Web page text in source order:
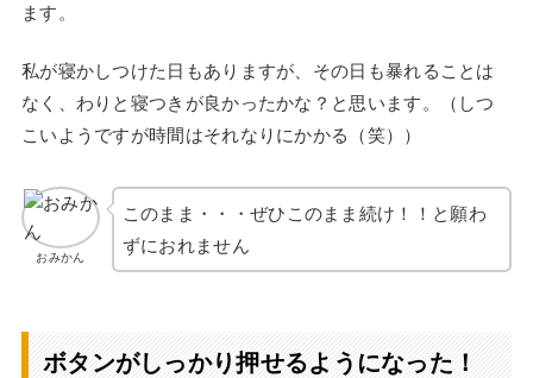
ます。
私が寝かしつけた日もありますが、その日も暴れることは
なく、わりと寝つきが良かったかな？と思います。（しつ
こいようですが時間はそれなりにかかる（笑））
おみかん
このまま・・・ぜひこのまま続け！！と願わ
ずにおれません
ボタンがしっかり押せるようになった！